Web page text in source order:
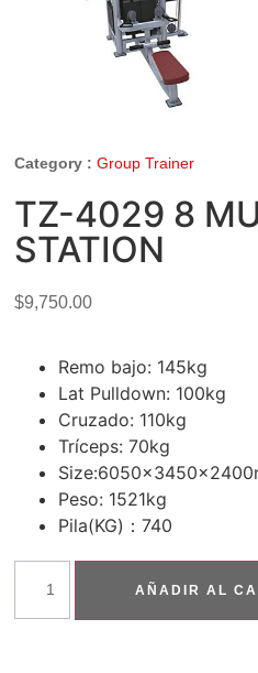
Category :Group Trainer
TZ-4029 8
STATION
$9,750.00
Remo bajo: 145kg
Lat Pulldown: 100kg
Cruzado: 110kg
Tríceps: 70kg
Peso: 1521kg
Pila(KG)：740
AÑADIR AL